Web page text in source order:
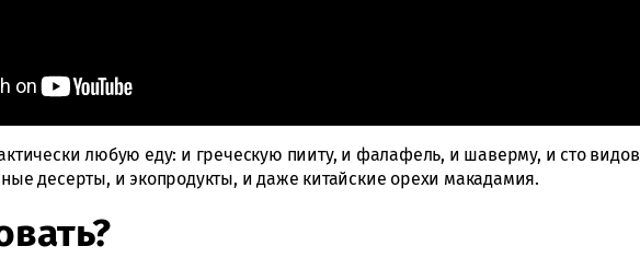
любую еду: и греческую пииту, и фалафель, и шаверму, и сто видов
десерты, и экопродукты, и даже китайские орехи макадамия.